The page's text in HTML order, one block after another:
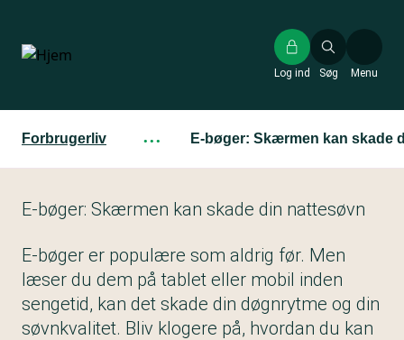
hovedindhold
Søg
Log ind Menu
Forbrugerliv ··· E-bøger: Skærmen kan skade
E-bøger: Skærmen kan skade din nattesøvn
E-bøger er populære som aldrig før. Men
læser du dem på tablet eller mobil inden
sengetid, kan det skade din døgnrytme og din
søvnkvalitet. Bliv klogere på, hvordan du kan